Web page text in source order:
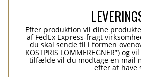
Efter produktion vil dine
af FedEx Express-fragt
du skal sende til i formen
KOSTPRIS LOMMEREGNER”) og
tilfælde vil du modtage en mail
efter at have